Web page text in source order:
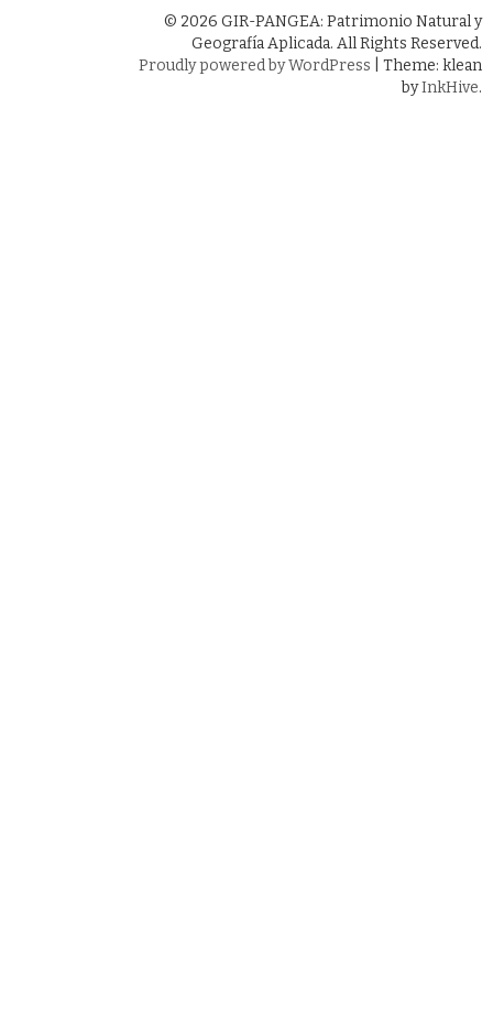
© 2026 GIR-PANGEA: Patrimonio Natural y
Geografía Aplicada. All Rights Reserved.
Proudly powered by WordPress
Theme: klean
byInkHive.